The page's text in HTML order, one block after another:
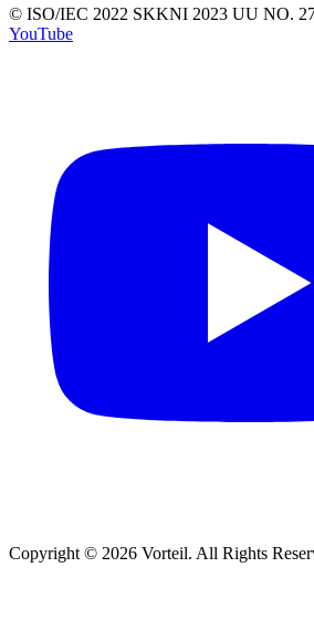
© ISO/IEC 2022 SKKNI 2023 UU NO.
YouTube
Copyright © 2026 Vorteil. All Rights